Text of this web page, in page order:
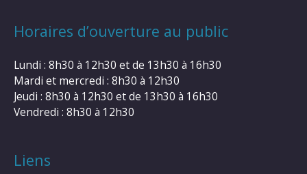
Horaires d’ouverture au public
Lundi : 8h30 à 12h30 et de 13h30 à 16h30
Mardi et mercredi : 8h30 à 12h30
Jeudi : 8h30 à 12h30 et de 13h30 à 16h30
Vendredi : 8h30 à 12h30
Liens